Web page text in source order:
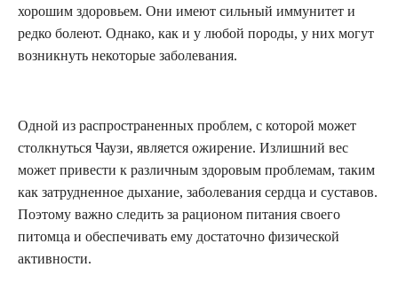
хорошим здоровьем. Они имеют сильный иммунитет и
редко болеют. Однако, как и у любой породы, у них могут
возникнуть некоторые заболевания.
Одной из распространенных проблем, с которой может
столкнуться Чаузи, является ожирение. Излишний вес
может привести к различным здоровым проблемам, таким
как затрудненное дыхание, заболевания сердца и суставов.
Поэтому важно следить за рационом питания своего
питомца и обеспечивать ему достаточно физической
активности.